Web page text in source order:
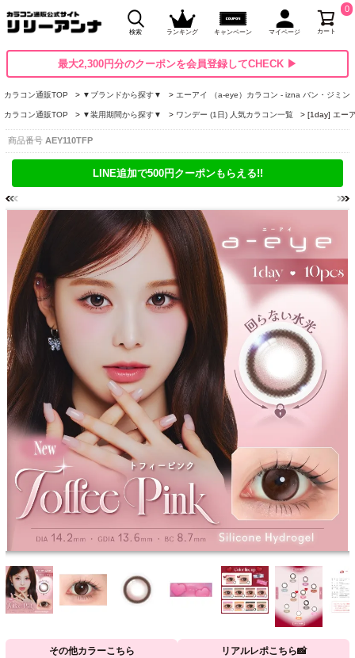
検索 ランキング キャンペーン マイページ カート
0
最大2,300円分のクーポンを会員登録してCHECK ▶
カラコン通販TOP ▼ブランドから探す▼ エーアイ （a-eye）カラコン - izna バン・ジミン
カラコン通販TOP ▼装用期間から探す▼ ワンデー (1日) 人気カラコン一覧 [1day] エー
商品番号 AEY110TFP
LINE追加で500円クーポンもらえる!!
その他カラーこちら リアルレポこちら📸